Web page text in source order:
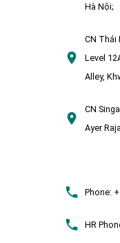
Hà Nội;
CN Thái
Level
Alley,
CN
Ayer
Phone:+
HR